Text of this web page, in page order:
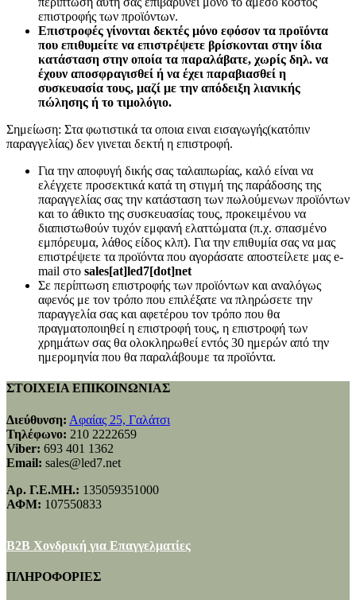
επιστροφής των προϊόντων.
Επιστροφές γίνονται δεκτές μόνο εφόσον τα προϊόντα
που επιθυμείτε να επιστρέψετε βρίσκονται στην ίδια
κατάσταση στην οποία τα παραλάβατε, χωρίς δηλ. να
έχουν αποσφραγισθεί ή να έχει παραβιασθεί η
συσκευασία τους, μαζί με την απόδειξη λιανικής
πώλησης ή το τιμολόγιο.
Σημείωση: Στα φωτιστικά τα οποια ειναι εισαγωγής(κατόπιν
παραγγελίας) δεν γινεται δεκτή η επιστροφή.
Για την αποφυγή δικής σας ταλαιπωρίας, καλό είναι να
ελέγχετε προσεκτικά κατά τη στιγμή της παράδοσης της
παραγγελίας σας την κατάσταση των πωλούμενων προϊόντων
και το άθικτο της συσκευασίας τους, προκειμένου να
διαπιστωθούν τυχόν εμφανή ελαττώματα (π.χ. σπασμένο
εμπόρευμα, λάθος είδος κλπ). Για την επιθυμία σας να μας
επιστρέψετε τα προϊόντα που αγοράσατε αποστείλετε μας e-
mail στο sales[at]led7[dot]net
Σε περίπτωση επιστροφής των προϊόντων και αναλόγως
αφενός με τον τρόπο που επιλέξατε να πληρώσετε την
παραγγελία σας και αφετέρου τον τρόπο που θα
πραγματοποιηθεί η επιστροφή τους, η επιστροφή των
χρημάτων σας θα ολοκληρωθεί εντός 30 ημερών από την
ημερομηνία που θα παραλάβουμε τα προϊόντα.
ΣΤΟΙΧΕΙΑ ΕΠΙΚΟΙΝΩΝΙΑΣ
Διεύθυνση: Αφαίας 25, Γαλάτσι
Τηλέφωνο: 210 2222659
Viber: 693 401 1362
Email: sales@led7.net
Αρ. Γ.Ε.ΜΗ.: 135059351000
ΑΦΜ: 107550833
B2B Χονδρική για Επαγγελματίες
ΠΛΗΡΟΦΟΡΙΕΣ